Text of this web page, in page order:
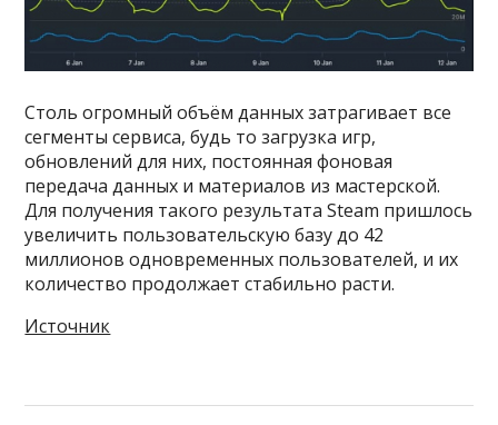
Столь огромный объём данных затрагивает все
сегменты сервиса, будь то загрузка игр,
обновлений для них, постоянная фоновая
передача данных и материалов из мастерской.
Для получения такого результата Steam пришлось
увеличить пользовательскую базу до 42
миллионов одновременных пользователей, и их
количество продолжает стабильно расти.
Источник